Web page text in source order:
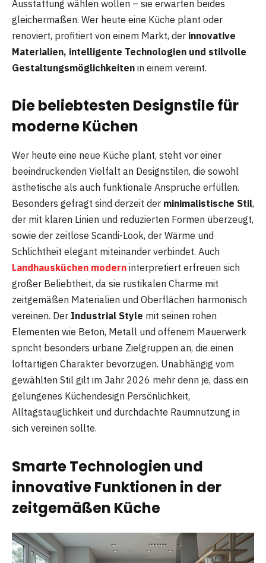
Ausstattung wählen wollen – sie erwarten beides
gleichermaßen. Wer heute eine Küche plant oder
renoviert, profitiert von einem Markt, der innovative
Materialien, intelligente Technologien und stilvolle
Gestaltungsmöglichkeiten in einem vereint.
Die beliebtesten Designstile für
moderne Küchen
Wer heute eine neue Küche plant, steht vor einer
beeindruckenden Vielfalt an Designstilen, die sowohl
ästhetische als auch funktionale Ansprüche erfüllen.
Besonders gefragt sind derzeit der minimalistische Stil,
der mit klaren Linien und reduzierten Formen überzeugt,
sowie der zeitlose Scandi-Look, der Wärme und
Schlichtheit elegant miteinander verbindet. Auch
Landhausküchen modern interpretiert erfreuen sich
großer Beliebtheit, da sie rustikalen Charme mit
zeitgemäßen Materialien und Oberflächen harmonisch
vereinen. Der Industrial Style mit seinen rohen
Elementen wie Beton, Metall und offenem Mauerwerk
spricht besonders urbane Zielgruppen an, die einen
loftartigen Charakter bevorzugen. Unabhängig vom
gewählten Stil gilt im Jahr 2026 mehr denn je, dass ein
gelungenes Küchendesign Persönlichkeit,
Alltagstauglichkeit und durchdachte Raumnutzung in
sich vereinen sollte.
Smarte Technologien und
innovative Funktionen in der
zeitgemäßen Küche